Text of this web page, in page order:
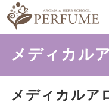
メディカル
メディカルア